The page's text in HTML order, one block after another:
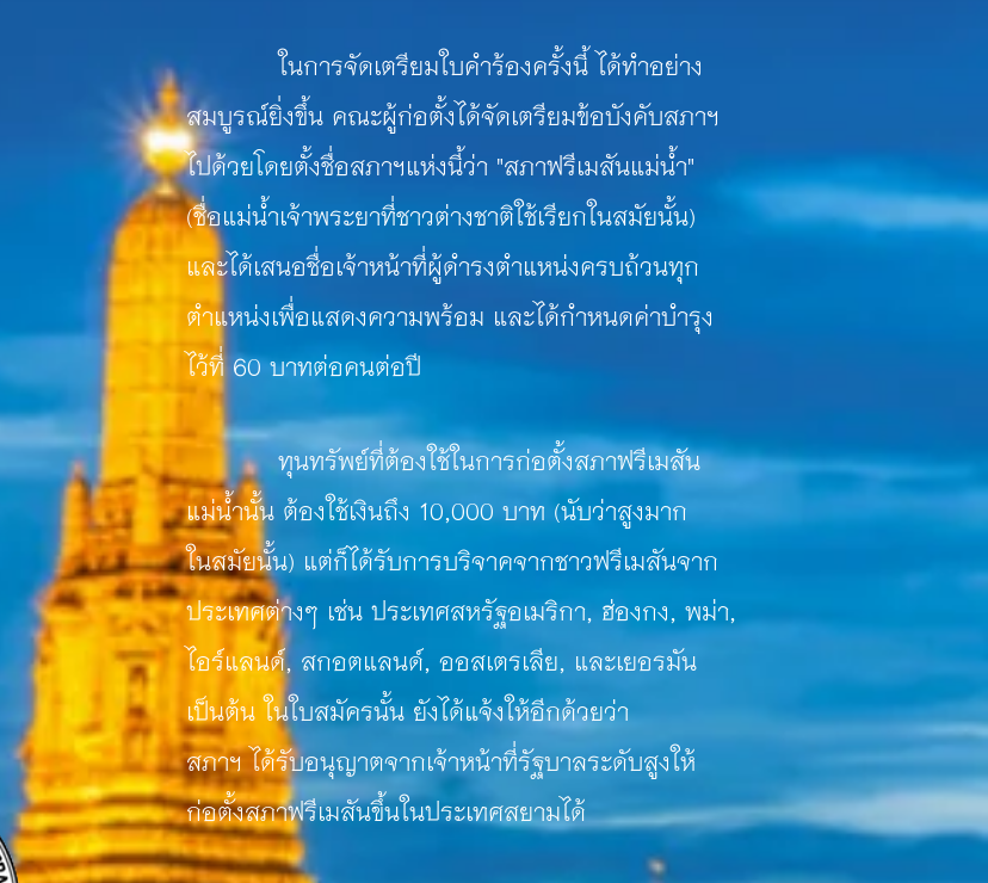
ในการจัดเตรียมใบคำร้องครั้งนี้ ได้ทำอย่าง
สมบูรณ์ยิ่งขึ้น คณะผู้ก่อตั้งได้จัดเตรียมข้อบังคับสภาฯ
ไปด้วยโดยตั้งชื่อสภาฯแห่งนี้ว่า "สภาฟรีเมสันแม่น้ำ"
(ชื่อแม่น้ำเจ้าพระยาที่ชาวต่างชาติใช้เรียกในสมัยนั้น)
และได้เสนอชื่อเจ้าหน้าที่ผู้ดำรงตำแหน่งครบถ้วนทุก
ตำแหน่งเพื่อแสดงความพร้อม และได้กำหนดค่าบำรุง
ไว้ที่ 60 บาทต่อคนต่อปี
ทุนทรัพย์ที่ต้องใช้ในการก่อตั้งสภาฟรีเมสัน
แม่น้ำนั้น ต้องใช้เงินถึง 10,000 บาท (นับว่าสูงมาก
ในสมัยนั้น) แต่ก็ได้รับการบริจาคจากชาวฟรีเมสันจาก
ประเทศต่างๆ เช่น ประเทศสหรัฐอเมริกา, ฮ่องกง, พม่า,
ไอร์แลนด์, สกอตแลนด์, ออสเตรเลีย, และเยอรมัน
เป็นต้นในใบสมัครนั้น ยังได้แจ้งให้อีกด้วยว่า
สภาฯ ได้รับอนุญาตจากเจ้าหน้าที่รัฐบาลระดับสูงให้
ก่อตั้งสภาฟรีเมสันขึ้นในประเทศสยามได้